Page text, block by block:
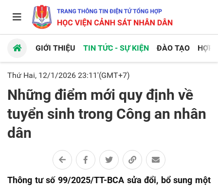
GIỚI THIỆU TIN TỨC - SỰ KIỆN ĐÀO TẠO HỢP
Thứ Hai, 12/1/2026 23:11'(GMT+7)
Những điểm mới quy định về
tuyển sinh trong Công an nhân
dân
Thông tư số 99/2025/TT-BCA sửa đổi, bổ sung một